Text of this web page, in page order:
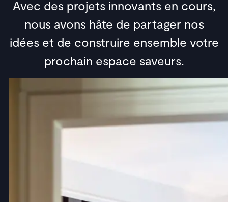
Avec des projets innovants en cours,
nous avons hâte de partager nos
idées et de construire ensemble votre
prochain espace saveurs.